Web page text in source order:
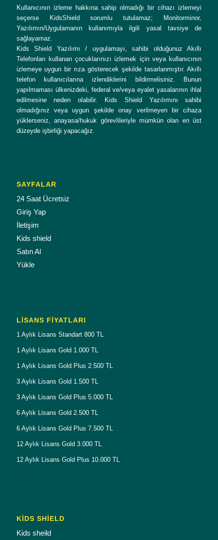
Kullanıcının izleme hakkına sahip olmadığı bir cihazı izlemeyi
seçerse KidsShield sorumlu tutulamaz; Monitorminor,
Yazılımın/Uygulamanın kullanımıyla ilgili yasal tavsiye de
sağlayamaz.
Kids Shield Yazılımı / uygulamayı, sahibi olduğunuz Akıllı
Telefonları kullanan çocuklarınızı izlemek için veya kullanıcının
izlemeye uygun bir rıza gösterecek şekilde tasarlanmıştır. Akıllı
telefon kullanıcılarına izlendiklerini bildirmelisiniz. Bunun
yapılmaması ülkenizdeki, federal ve/veya eyalet yasalarının ihlal
edilmesine neden olabilir. Kids Shield Yazılımını sahibi
olmadığınız veya uygun şekilde onay verilmeyen bir cihaza
yüklerseniz, anayasa/hukuk görevlileriyle mümkün olan en üst
düzeyde işbirliği yapacağız.
SAYFALAR
24 Saat Ücretsiz
Giriş Yap
İletişim
Kids shield
Satın Al
Yükle
LISANS FIYATLARI
1 Aylık Lisans Standart 800 TL
1 Aylık Lisans Gold 1.000 TL
1 Aylık Lisans Gold Plus 2.500 TL
3 Aylık Lisans Gold 1.500 TL
3 Aylık Lisans Gold Plus 5.000 TL
6 Aylık Lisans Gold 2.500 TL
6 Aylık Lisans Gold Plus 7.500 TL
12 Aylık Lisans Gold 3.000 TL
12 Aylık Lisans Gold Plus 10.000 TL
KİDS SHİELD
Kids sheild